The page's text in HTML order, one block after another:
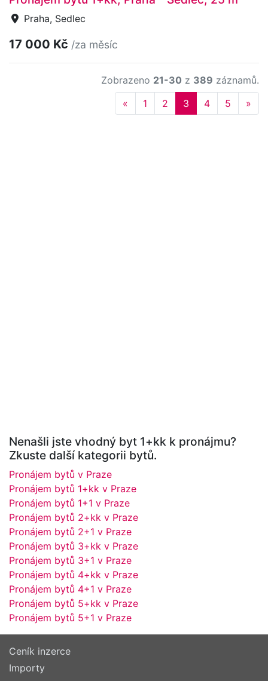
Praha, Sedlec
17 000 Kč /za měsíc
Zobrazeno 21-30 z 389 záznamů.
« Previous
1 2 3 4 5 »
Nenašli jste vhodný byt 1+kk k pronájmu?
Zkuste další kategorii bytů.
Pronájem bytů v Praze
Pronájem bytů 1+kk v Praze
Pronájem bytů 1+1 v Praze
Pronájem bytů 2+kk v Praze
Pronájem bytů 2+1 v Praze
Pronájem bytů 3+kk v Praze
Pronájem bytů 3+1 v Praze
Pronájem bytů 4+kk v Praze
Pronájem bytů 4+1 v Praze
Pronájem bytů 5+kk v Praze
Pronájem bytů 5+1 v Praze
Ceník inzerce
Importy